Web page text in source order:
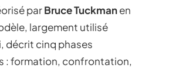
parBruce Tuckmanen
largement utilisé
décrit cinq phases
: formation, confrontation,